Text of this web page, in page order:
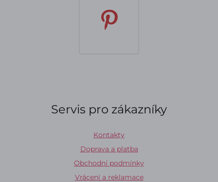
Servis pro zákazníky
Kontakty
Doprava a platba
Obchodní podmínky
Vrácení a reklamace